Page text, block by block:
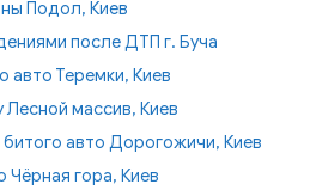
Подол, Киев
после ДТП г. Буча
авто Теремки, Киев
Лесной массив, Киев
авто Дорогожичи, Киев
Чёрная гора, Киев